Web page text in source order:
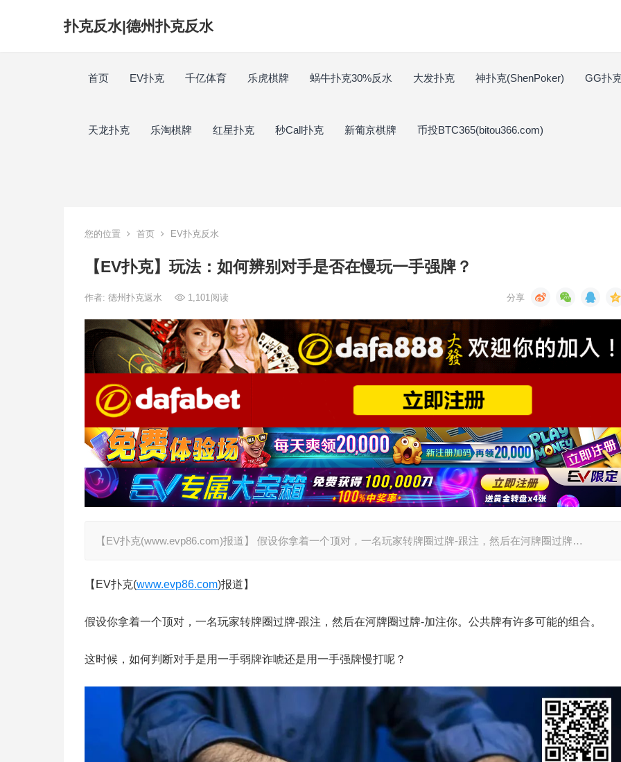
扑克反水|德州扑克反水
首页 EV扑克 千亿体育 乐虎棋牌 蜗牛扑克30%反水 大发扑克 神扑克(ShenPoker) GG扑
天龙扑克 乐淘棋牌 红星扑克 秒Call扑克 新葡京棋牌 币投BTC365(bitou366.com)
您的位置 首页 EV扑克反水
【EV扑克】玩法：如何辨别对手是否在慢玩一手强牌？
作者: 德州扑克返水 1,101阅读
【EV扑克(www.evp86.com)报道】 假设你拿着一个顶对，一名玩家转牌圈过牌-跟注，然后在河牌圈过牌…
【EV扑克(www.evp86.com)报道】
假设你拿着一个顶对，一名玩家转牌圈过牌-跟注，然后在河牌圈过牌-加注你。公共牌有许多可能的组合。
这时候，如何判断对手是用一手弱牌诈唬还是用一手强牌慢打呢？